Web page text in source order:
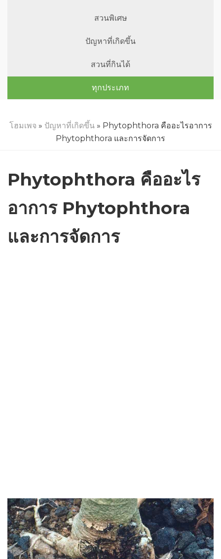
สวนพิเศษ
ปัญหาที่เกิดขึ้น
สวนที่กินได้
ทุกประเภท
โฮมเพจ » ปัญหาที่เกิดขึ้น» Phytophthora คืออะไรอาการ
Phytophthora และการจัดการ
Phytophthora คืออะไร
อาการ Phytophthora
และการจัดการ